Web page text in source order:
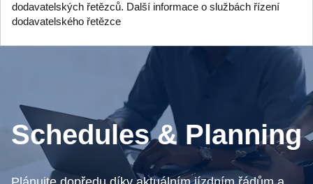
dodavatelských řetězců. Další informace o službách řízení
dodavatelského řetězce
Schedules & Planning